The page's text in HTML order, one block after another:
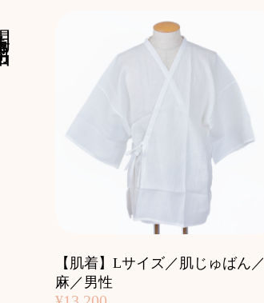
【肌着】Lサイズ／肌じゅばん／
麻／男性